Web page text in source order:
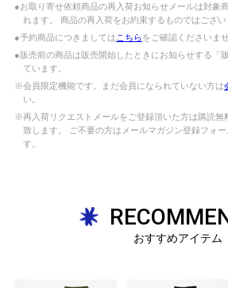
●お取り寄せ依頼商品の再入荷お知らせメールは対象
れます。 商品の再入荷をお約束するものではござい
●予約商品につきましては こちらをご確認くださいませ
●販売前の商品は販売開始したときにお知らせする「
ています。
※会員限定機能です。まだ会員になられていない方は
い。
※再入荷リクエストメールをご登録頂いた方は購読無
致します。 ご不要の方はメールマガジン登録フォ
す。
おすすめアイテム